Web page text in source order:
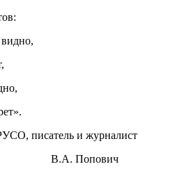
писатель и журналист